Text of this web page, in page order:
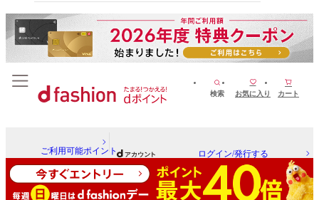
検索 お気に入り カート
ご利用可能ポイント ログイン/発行する